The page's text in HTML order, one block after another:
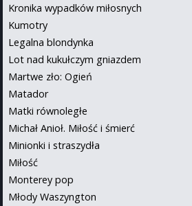
Kronika wypadków miłosnych
Kumotry
Legalna blondynka
Lot nad kukułczym gniazdem
Martwe zło: Ogień
Matador
Matki równoległe
Michał Anioł. Miłość i śmierć
Minionki i straszydła
Miłość
Monterey pop
Młody Waszyngton